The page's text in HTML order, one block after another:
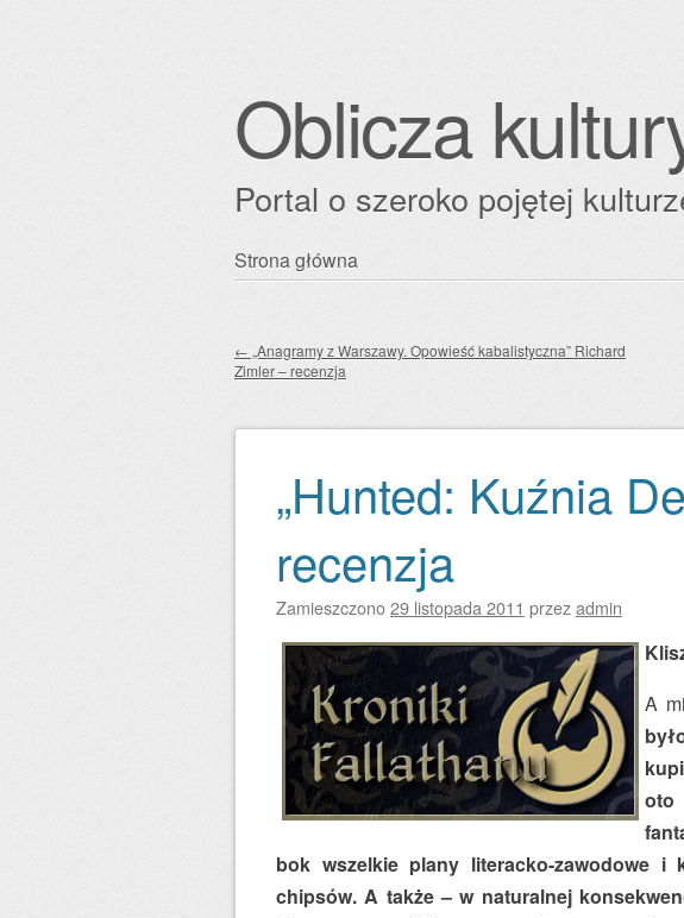
Oblicza
Portal o szeroko pojętej
Przejdź
Strona główna
← „Anagramy z Warszawy. Opowieść kabalistyczna” Richard
Zimler – recenzja
„Hunted: Kuźnia
recenzja
Zamieszczono29 listopada 2011 przezadmin
A
bok wszelkie plany literacko-zawodowe i
chipsów. A także – w naturalnej